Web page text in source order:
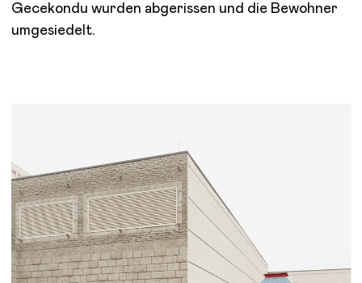
Gecekondu wurden abgerissen und die Bewohner
umgesiedelt.